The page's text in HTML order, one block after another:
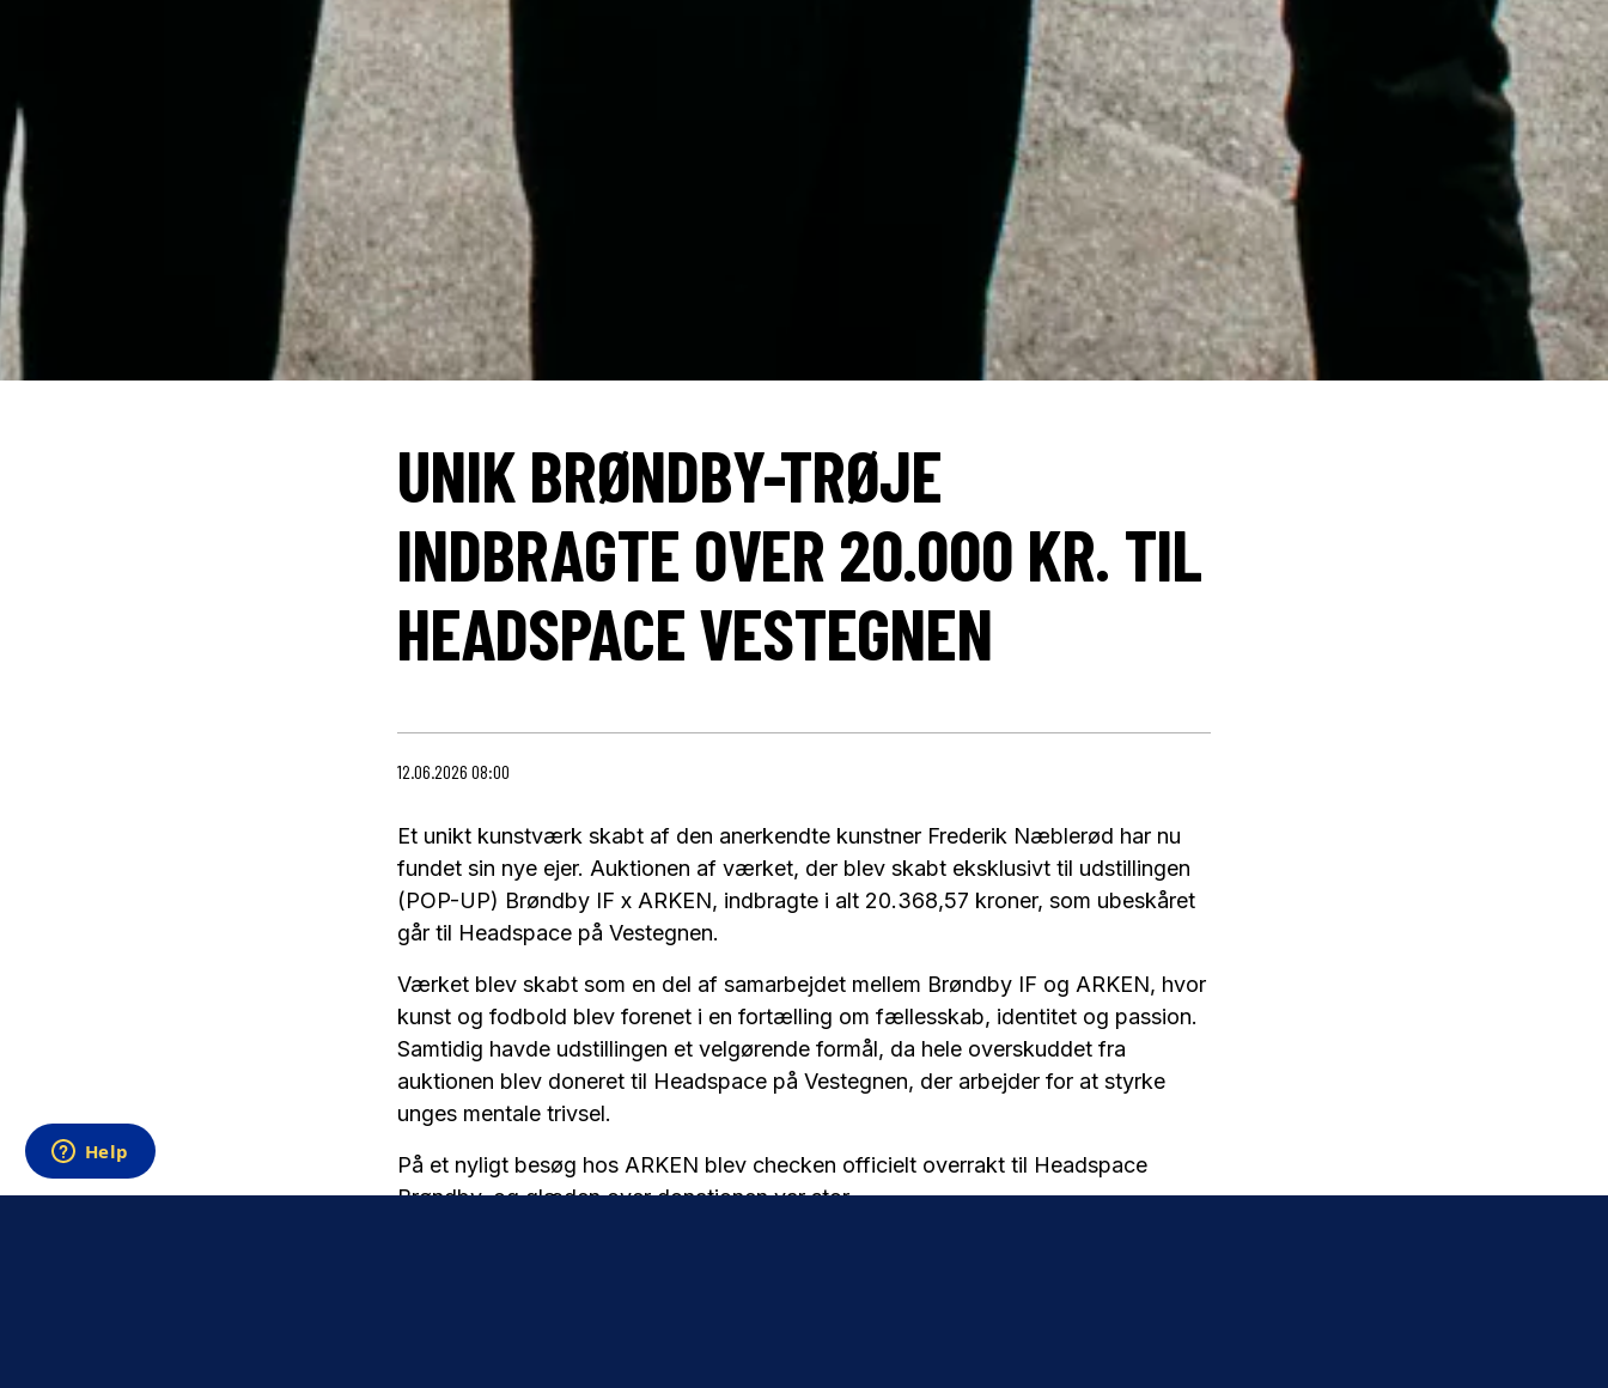
UNIK BRØNDBY-TRØJE
INDBRAGTE OVER 20.000 KR. TIL
HEADSPACE VESTEGNEN
12.06.2026 08:00
Et unikt kunstværk skabt af den anerkendte kunstner Frederik Næblerød har nu
fundet sin nye ejer. Auktionen af værket, der blev skabt eksklusivt til udstillingen
(POP-UP) Brøndby IF x ARKEN, indbragte i alt 20.368,57 kroner, som ubeskåret
går til Headspace på Vestegnen.
Værket blev skabt som en del af samarbejdet mellem Brøndby IF og ARKEN, hvor
kunst og fodbold blev forenet i en fortælling om fællesskab, identitet og passion.
Samtidig havde udstillingen et velgørende formål, da hele overskuddet fra
auktionen blev doneret til Headspace på Vestegnen, der arbejder for at styrke
unges mentale trivsel.
På et nyligt besøg hos ARKEN blev checken officielt overrakt til Headspace
Brøndby, og glæden over donationen var stor.